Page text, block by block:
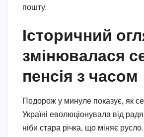
пошту.
Історичний
змінювалася
пенсія з часом
Подорож у минуле показує, як
Україні еволюціонувала від
ніби стара річка, що міняє